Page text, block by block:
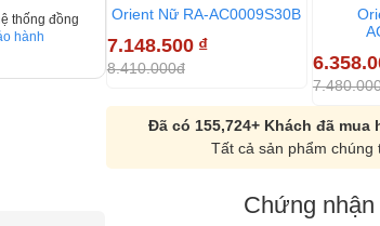
thống đồng
hành
Orient Nữ RA-AC0009S30B
7.148.500 ₫
8.410.000đ
Đã có 155,724+ Khách đã
Tất cả sản phẩm chúng
Chứng